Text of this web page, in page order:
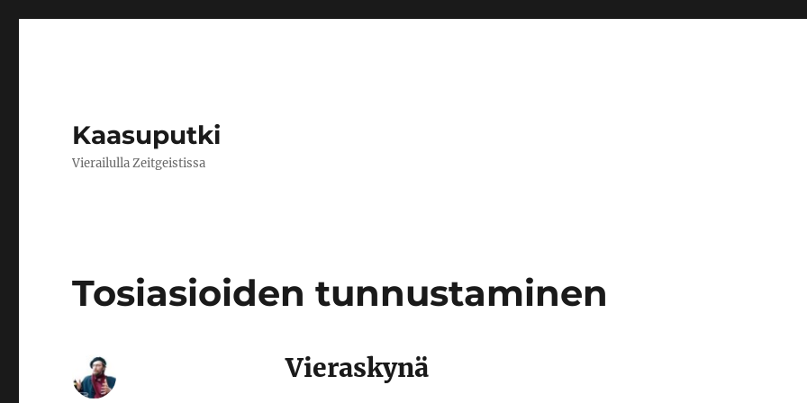
Kaasuputki
Vierailulla Zeitgeistissa
Tosiasioiden tunnustaminen
Vieraskynä